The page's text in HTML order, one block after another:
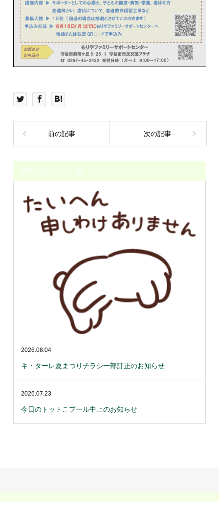
前の記事 次の記事
最近のお知らせ一覧
2026.08.04
キ・ターレ夏まつりチラシ一部訂正のお知らせ
2026.07.23
今日のトットこプール中止のお知らせ